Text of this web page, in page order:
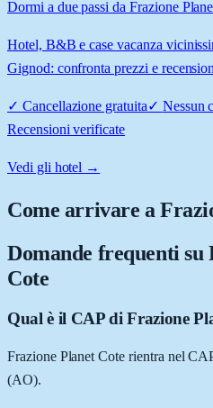
Dormi a due passi da Frazione
Hotel, B&B e case vacanza
Gignod: confronta prezzi e
✓ Cancellazione gratuita✓ Nessun
Recensioni verificate
Vedi gli hotel →
Come arrivare a
Domande frequenti su
Cote
Qual è il CAP di Frazione
Frazione Planet Cote rientra nel
(AO).